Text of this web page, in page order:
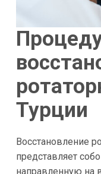
Турции
Восстановление
представляет
направленную на